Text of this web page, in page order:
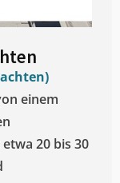
einem
20 bis 30